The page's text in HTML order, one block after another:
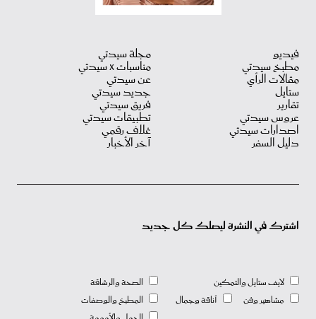
فيديو
مطبخ سيدتي
مقالات الرأي
ستايل
تقارير
عروس سيدتي
اصدارات سيدتي
دليل السفر
مجلة سيدتي
مناسبات X سيدتي
عن سيدتي
جديد سيدتي
فريق سيدتي
تطبيقات سيدتي
غلاف رقمي
آخر الأخبار
اشترك في النشرة ليصلك كل جديد
لايف ستايل والتمكين
مشاهير وفن
أناقة وجمال
الصحة والرشاقة
المطبخ والوصفات